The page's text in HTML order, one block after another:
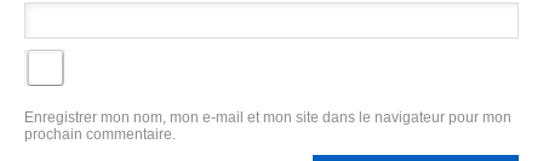
Enregistrer mon nom, mon e-mail et mon site dans le navigateur pour mon
prochain commentaire.